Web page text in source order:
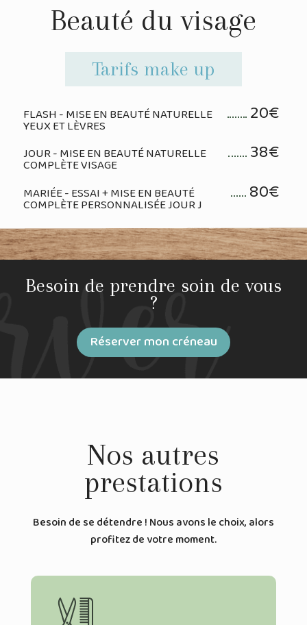
Beauté du visage
Tarifs make up
FLASH - MISE EN BEAUTÉ NATURELLE
YEUX ET LÈVRES 20€
JOUR - MISE EN BEAUTÉ NATURELLE
COMPLÈTE VISAGE 38€
MARIÉE - ESSAI + MISE EN BEAUTÉ
COMPLÈTE PERSONNALISÉE JOUR J 80€
Besoin de prendre soin de vous
?
Réserver mon créneau
Nos autres
prestations
Besoin de se détendre ! Nous avons le choix, alors
profitez de votre moment.